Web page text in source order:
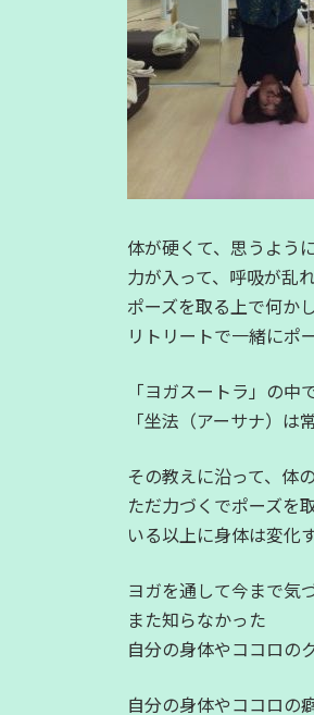
体が硬くて、思うよう
力が入って、呼吸が乱
ポーズを取る上で何か
リトリートで一緒にポ
「ヨガスートラ」の中で
「坐法（アーサナ）は
その教えに沿って、体
ただ力づくでポーズを
いる以上に身体は変化
ヨガを通して今まで気
また知らなかった
自分の身体やココロの
自分の身体やココロの